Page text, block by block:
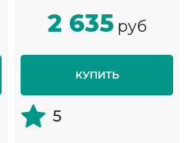
2 635руб
КУПИТЬ
5